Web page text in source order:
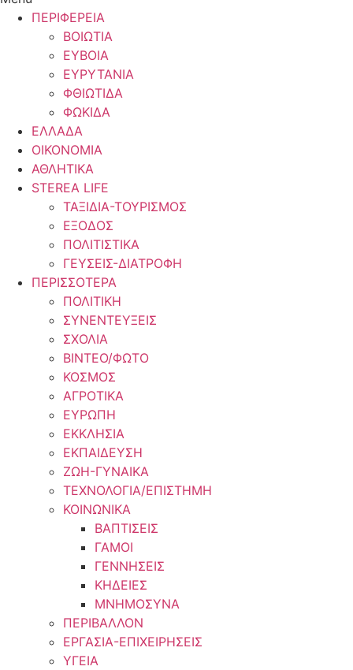
ΠΕΡΙΦΕΡΕΙΑ
ΒΟΙΩΤΙΑ
ΕΥΒΟΙΑ
ΕΥΡΥΤΑΝΙΑ
ΦΘΙΩΤΙΔΑ
ΦΩΚΙΔΑ
ΕΛΛΑΔΑ
ΟΙΚΟΝΟΜΙΑ
ΑΘΛΗΤΙΚΑ
STEREA LIFE
ΤΑΞΙΔΙΑ-ΤΟΥΡΙΣΜΟΣ
ΕΞΟΔΟΣ
ΠΟΛΙΤΙΣΤΙΚΑ
ΓΕΥΣΕΙΣ-ΔΙΑΤΡΟΦΗ
ΠΕΡΙΣΣΟΤΕΡΑ
ΠΟΛΙΤΙΚΗ
ΣΥΝΕΝΤΕΥΞΕΙΣ
ΣΧΟΛΙΑ
ΒΙΝΤΕΟ/ΦΩΤΟ
ΚΟΣΜΟΣ
ΑΓΡΟΤΙΚΑ
ΕΥΡΩΠΗ
ΕΚΚΛΗΣΙΑ
ΕΚΠΑΙΔΕΥΣΗ
ΖΩΗ-ΓΥΝΑΙΚΑ
ΤΕΧΝΟΛΟΓΙΑ/ΕΠΙΣΤΗΜΗ
ΚΟΙΝΩΝΙΚΑ
ΒΑΠΤΙΣΕΙΣ
ΓΑΜΟΙ
ΓΕΝΝΗΣΕΙΣ
ΚΗΔΕΙΕΣ
ΜΝΗΜΟΣΥΝΑ
ΠΕΡΙΒΑΛΛΟΝ
ΕΡΓΑΣΙΑ-ΕΠΙΧΕΙΡΗΣΕΙΣ
ΥΓΕΙΑ